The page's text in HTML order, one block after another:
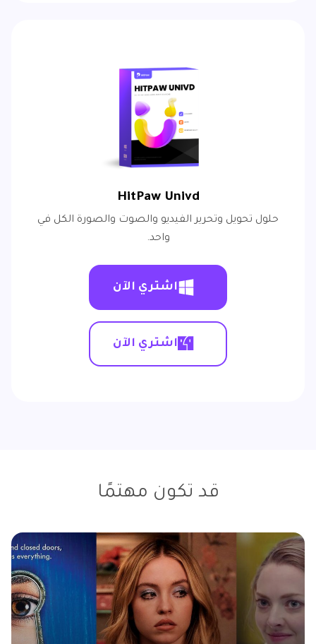
HitPaw Univd
حلول تحويل وتحرير الفيديو والصوت والصورة الكل في
واحد.
اشتري الآن
اشتري الآن
قد تكون مهتمًا